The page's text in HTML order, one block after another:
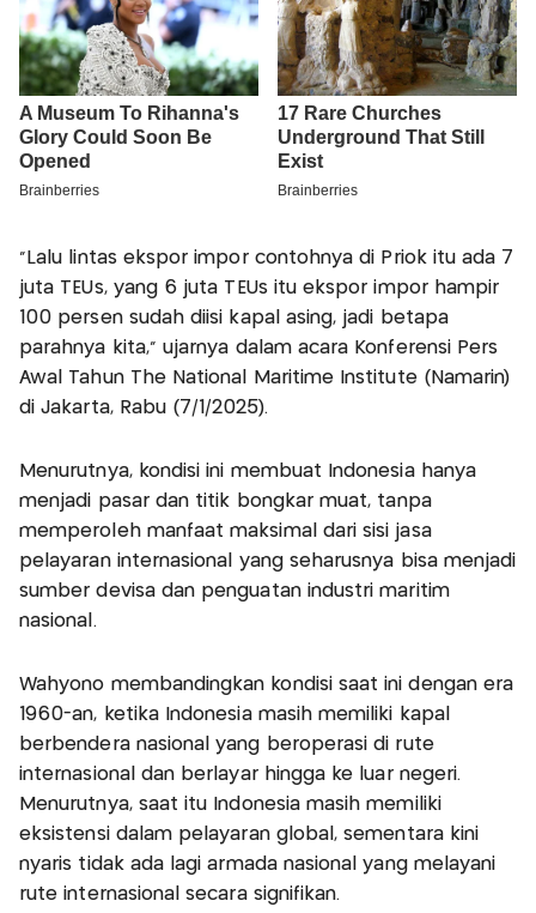
"Lalu lintas ekspor impor contohnya di Priok itu ada 7
juta TEUs, yang 6 juta TEUs itu ekspor impor hampir
100 persen sudah diisi kapal asing, jadi betapa
parahnya kita," ujarnya dalam acara Konferensi Pers
Awal Tahun The National Maritime Institute (Namarin)
di Jakarta, Rabu (7/1/2025).
Menurutnya, kondisi ini membuat Indonesia hanya
menjadi pasar dan titik bongkar muat, tanpa
memperoleh manfaat maksimal dari sisi jasa
pelayaran internasional yang seharusnya bisa menjadi
sumber devisa dan penguatan industri maritim
nasional.
Wahyono membandingkan kondisi saat ini dengan era
1960-an, ketika Indonesia masih memiliki kapal
berbendera nasional yang beroperasi di rute
internasional dan berlayar hingga ke luar negeri.
Menurutnya, saat itu Indonesia masih memiliki
eksistensi dalam pelayaran global, sementara kini
nyaris tidak ada lagi armada nasional yang melayani
rute internasional secara signifikan.